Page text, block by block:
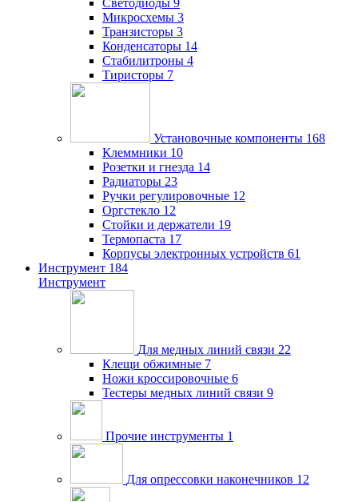
Светодиоды 9
Микросхемы 3
Транзисторы 3
Конденсаторы 14
Стабилитроны 4
Тиристоры 7
Установочные компоненты 168
Клеммники 10
Розетки и гнезда 14
Радиаторы 23
Ручки регулировочные 12
Оргстекло 12
Стойки и держатели 19
Термопаста 17
Корпусы электронных устройств 61
Инструмент 184
Инструмент
Для медных линий связи 22
Клещи обжимные 7
Ножи кроссировочные 6
Тестеры медных линий связи 9
Прочие инструменты 1
Для опрессовки наконечников 12